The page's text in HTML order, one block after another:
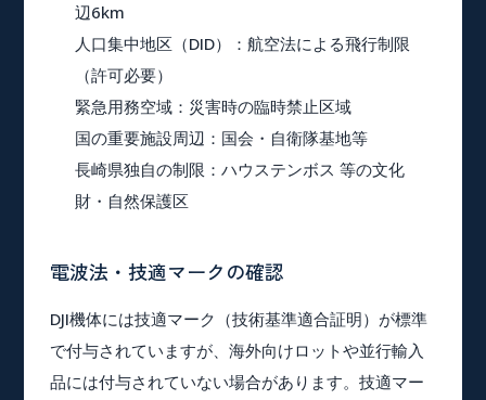
辺6km
人口集中地区（DID）
：航空法による飛行制限
（許可必要）
緊急用務空域：災害時の臨時禁止区域
国の重要施設周辺 ：国会・自衛隊基地等
長崎県独自の制限 ：ハウステンボス 等の文化
財・自然保護区
電波法・技適マークの確認
DJI機体には技適マーク（技術基準適合証明）が標準
で付与されていますが、海外向けロットや並行輸入
品には付与されていない場合があります。技適マー